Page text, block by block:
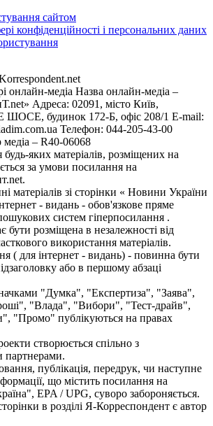
сайтом
конфіденційності і персональних даних
онлайн-медіа Назва онлайн-медіа –
Адреса: 02091, місто Київ,
будинок 172-Б, офіс 208/1 E-mail:
Телефон: 044-205-43-00
медіа – R40-06068
яких матеріалів, розміщених на
за умови посилання на
матеріалів зі сторінки « Новини України
- видань - обов'язкове пряме
систем гіперпосилання .
бути розміщена в незалежності від
використання матеріалів.
( для інтернет - видань) - повинна бути
або в першому абзаці
"Думка", "Експертиза", "Заява",
"Влада", "Вибори", "Тест-драйв",
"Промо" публікуються на правах
створюється спільно з
партнерами.
публікація, передрук, чи наступне
що містить посилання на
EPA / UPG, суворо забороняється.
в розділі Я-Корреспондент є автор